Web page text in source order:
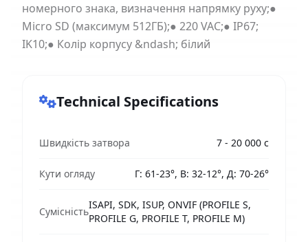
номерного знака, визначення напрямку руху;●
Micro SD (максимум 512ГБ);● 220 VAC;● IP67;
IK10;● Колір корпусу &ndash; білий
Technical Specifications
Швидкість затвора 7 - 20 000 с
Кути огляду Г: 61-23°, В: 32-12°, Д: 70-26°
Сумісність
ISAPI, SDK, ISUP, ONVIF (PROFILE S,
PROFILE G, PROFILE T, PROFILE M)